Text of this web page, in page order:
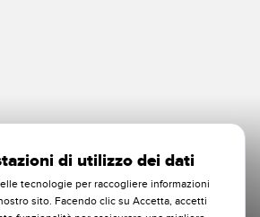
di utilizzo dei dati
tecnologie per raccogliere informazioni
sito. Facendo clic su Accetta, accetti